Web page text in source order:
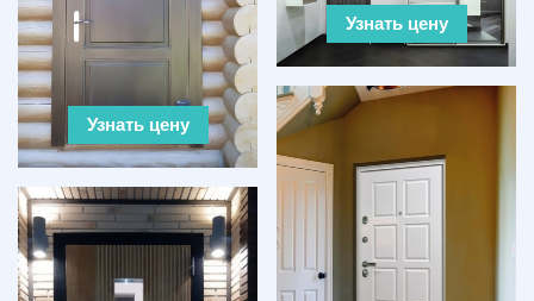
Узнать цену
Узнать цену